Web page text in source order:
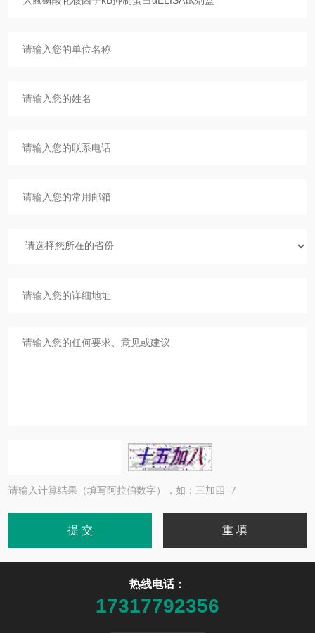
请输入计算结果（填写阿拉伯数字），如：三加四=7
热线电话：
17317792356